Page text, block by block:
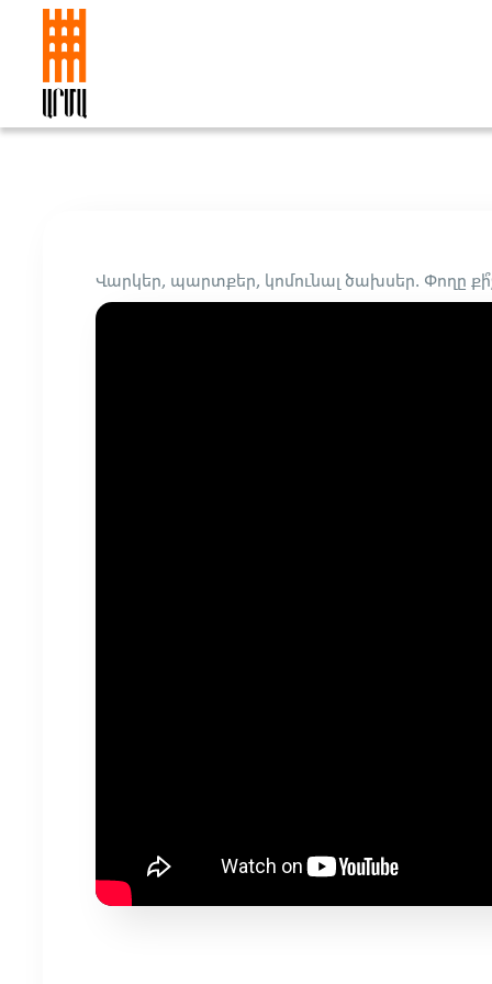
Վարկեր, պարտքեր, կոմունալ ծախսեր. Փողը